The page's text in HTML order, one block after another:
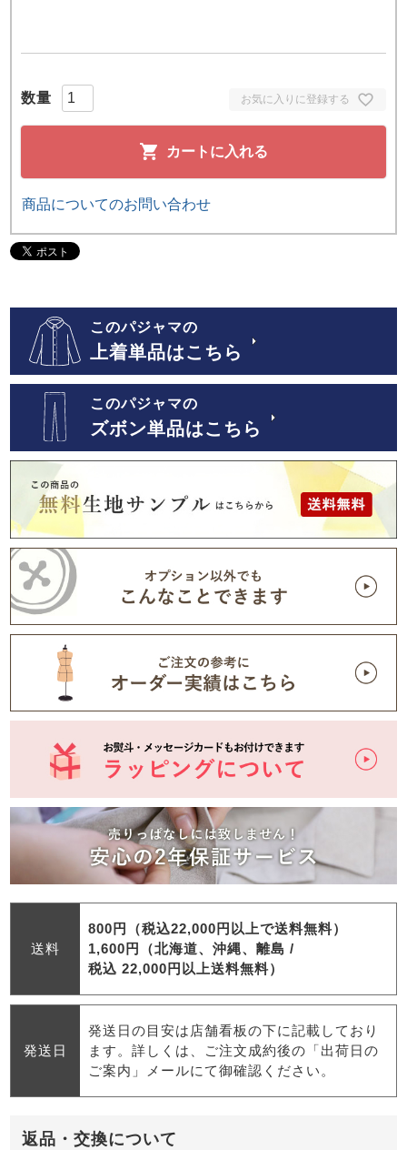
お気に入りに登録する
カートに入れる
商品についてのお問い合わせ
このパジャマの
上着単品はこちら
このパジャマの
ズボン単品はこちら
送料
800円（税込22,000円以上で送料無料）
1,600円（北海道、沖縄、離島 /
税込 22,000円以上送料無料）
発送日
発送日の目安は店舗看板の下に記載しており
ます。詳しくは、ご注文成約後の「出荷日の
ご案内」メールにて御確認ください。
返品・交換について